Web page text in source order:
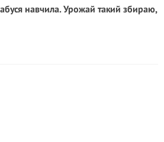
навчила. Урожай такий збираю,